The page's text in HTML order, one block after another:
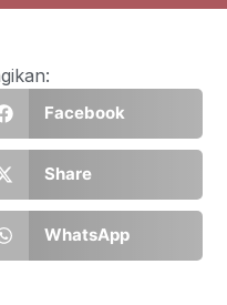
Facebook
Share
WhatsApp